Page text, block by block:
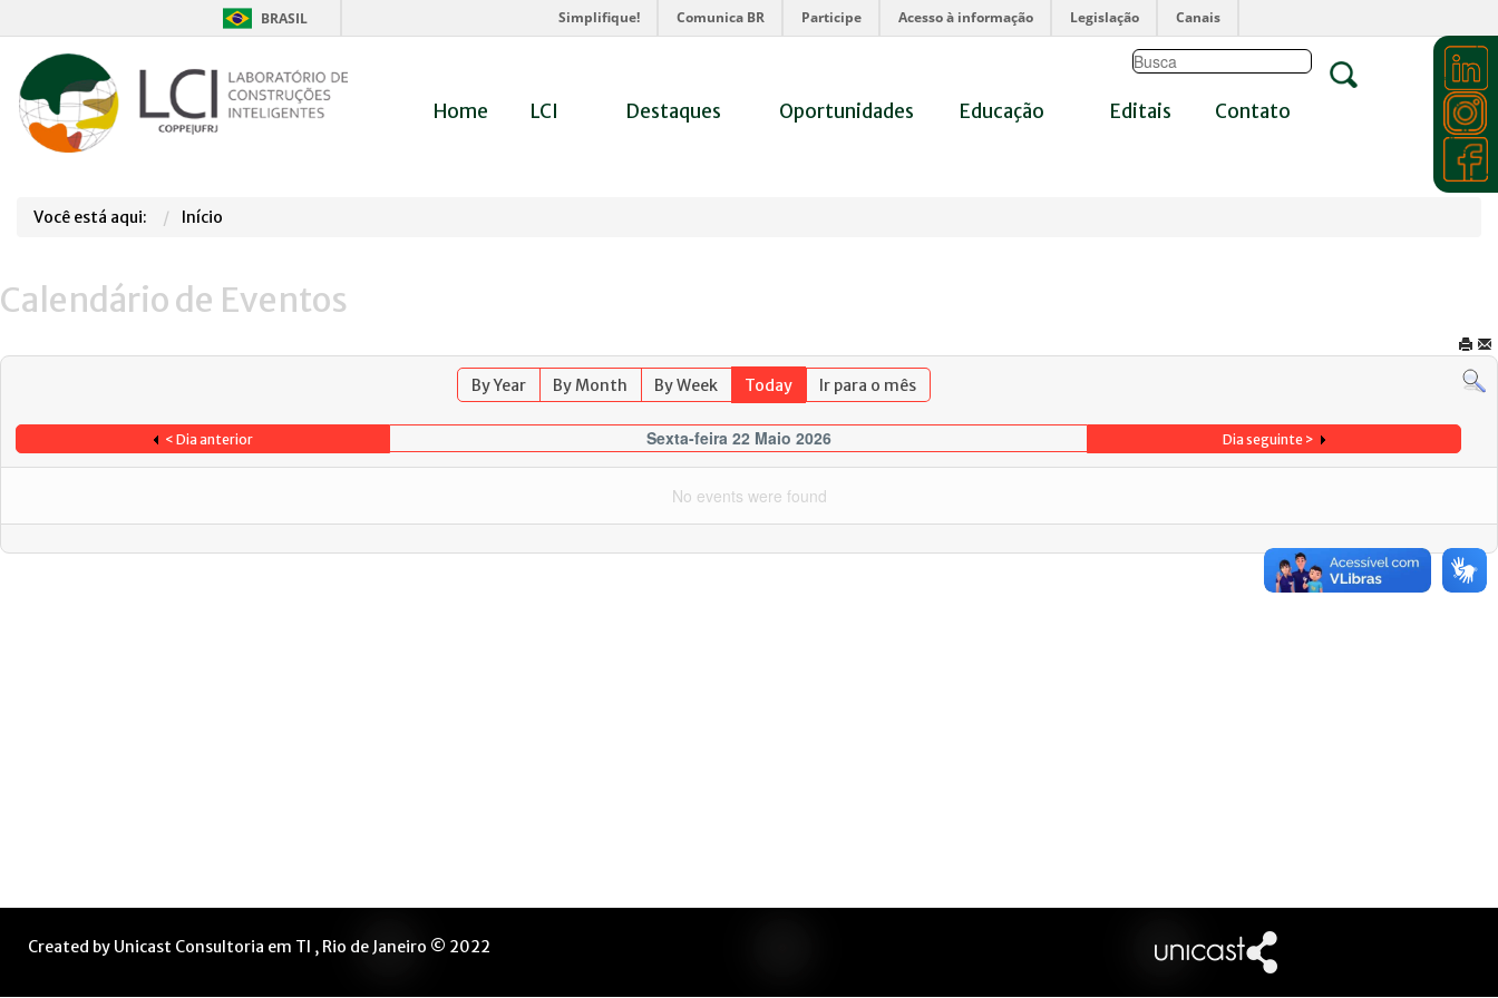
BRASIL Simplifique! Comunica BR Participe Acesso à informação Legislação Canais
Home LCI Destaques Oportunidades Educação Editais Contato
Você está aqui: Início
Calendário de Eventos
By Year By Month By Week Today Ir para o mês
< Dia anterior Sexta-feira 22 Maio 2026 Dia seguinte >
No events were found
Created by Unicast Consultoria em TI , Rio de Janeiro © 2022